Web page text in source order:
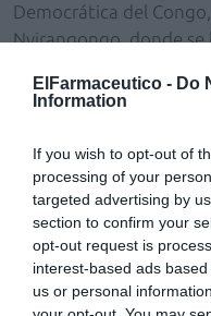
ElFarmaceutico - Do
Information
If you wish to opt-out of
processing of your
targeted advertising by
section to confirm your
opt-out request is
interest-based ads
us or personal
Democrática del
Nyirangongo, donde se
saneamiento a la
de 14.000 personas
transporte y bidones
segura, kits de
formación para la
cólera.
AñadirEl